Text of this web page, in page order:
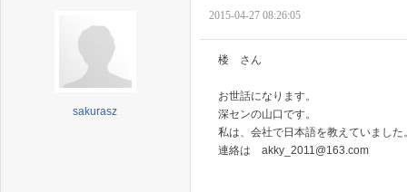
sakurasz
2015-04-27 08:26:05
楼 さん
お世話になります。
深センの山口です。
私は、会社で日本語を教えていました
連絡は akky_2011@163.com